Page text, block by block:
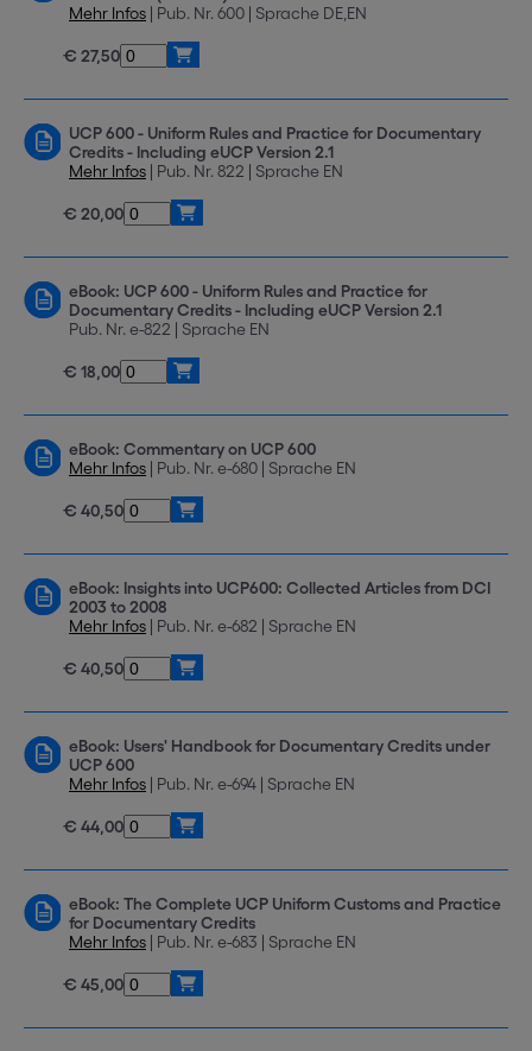
Mehr Infos | Pub. Nr. 600 | Sprache DE,EN
€ 27,50
UCP 600 - Uniform Rules and Practice for Documentary
Credits - Including eUCP Version 2.1
Mehr Infos | Pub. Nr. 822 | Sprache EN
€ 20,00
eBook: UCP 600 - Uniform Rules and Practice for
Documentary Credits - Including eUCP Version 2.1
Pub. Nr. e-822 | Sprache EN
€ 18,00
eBook: Commentary on UCP 600
Mehr Infos | Pub. Nr. e-680 | Sprache EN
€ 40,50
eBook: Insights into UCP600: Collected Articles from DCI
2003 to 2008
Mehr Infos | Pub. Nr. e-682 | Sprache EN
€ 40,50
eBook: Users' Handbook for Documentary Credits under
UCP 600
Mehr Infos | Pub. Nr. e-694 | Sprache EN
€ 44,00
eBook: The Complete UCP Uniform Customs and Practice
for Documentary Credits
Mehr Infos | Pub. Nr. e-683 | Sprache EN
€ 45,00